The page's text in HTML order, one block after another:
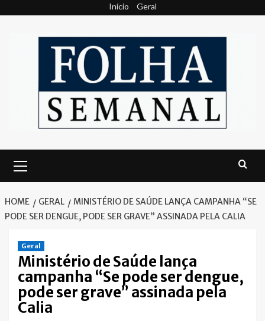
Início Geral
Menu
HOME GERAL
MINISTÉRIO DE SAÚDE LANÇA CAMPANHA “SE
PODE SER DENGUE, PODE SER GRAVE” ASSINADA PELA CALIA
Geral
Ministério de Saúde lança
campanha “Se pode ser dengue,
pode ser grave” assinada pela
Calia